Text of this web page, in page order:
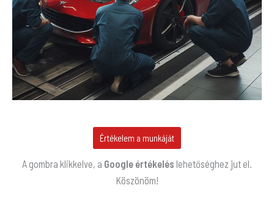
Értékelem a munkáját
A gombra klikkelve, a Google értékelés lehetőséghez jut el.
Köszönöm!